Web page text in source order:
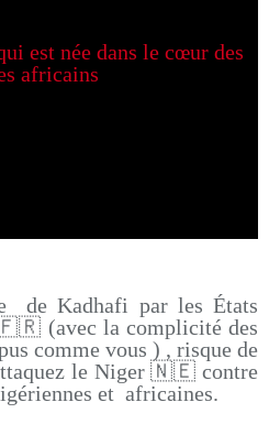
de Kadhafi par les États
(avec la complicité des
comme vous ) , risque de
le Niger 🇳🇪 contre
et africaines.